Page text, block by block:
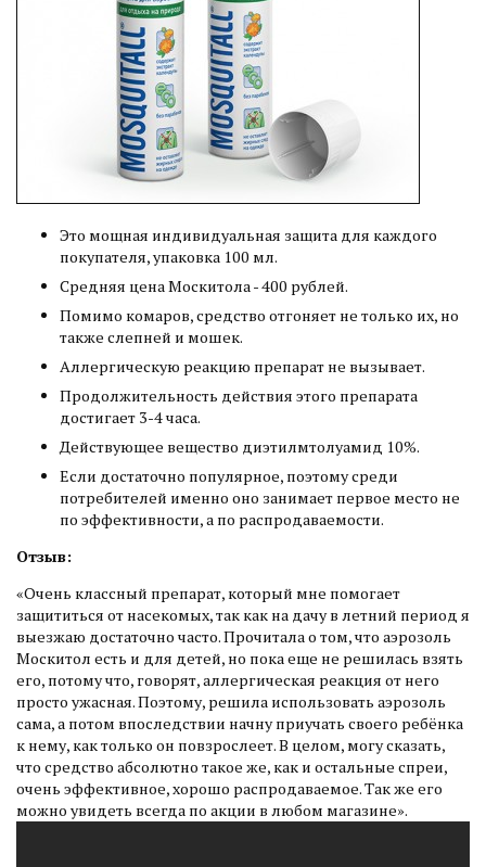
Это мощная индивидуальная защита для каждого
покупателя, упаковка 100 мл.
Средняя цена Москитола - 400 рублей.
Помимо комаров, средство отгоняет не только их, но
также слепней и мошек.
Аллергическую реакцию препарат не вызывает.
Продолжительность действия этого препарата
достигает 3-4 часа.
Действующее вещество диэтилмтолуамид 10%.
Если достаточно популярное, поэтому среди
потребителей именно оно занимает первое место не
по эффективности, а по распродаваемости.
Отзыв:
«Очень классный препарат, который мне помогает
защититься от насекомых, так как на дачу в летний период я
выезжаю достаточно часто. Прочитала о том, что аэрозоль
Москитол есть и для детей, но пока еще не решилась взять
его, потому что, говорят, аллергическая реакция от него
просто ужасная. Поэтому, решила использовать аэрозоль
сама, а потом впоследствии начну приучать своего ребёнка
к нему, как только он повзрослеет. В целом, могу сказать,
что средство абсолютно такое же, как и остальные спреи,
очень эффективное, хорошо распродаваемое. Так же его
можно увидеть всегда по акции в любом магазине».